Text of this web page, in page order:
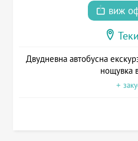
виж
Двудневна автобусна
нощувка
+